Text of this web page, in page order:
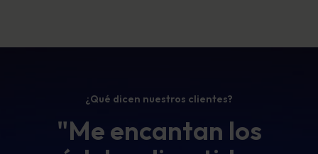
¿Qué dicen nuestros clientes?
"Me encantan los